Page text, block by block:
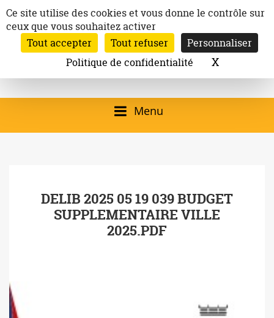
au
contenu
Ville de
Launaguet
Site officiel de la
Mairie de
Launaguet (31140)
qui présente la ville,
programmation
culturelle, la vie
Inscription à la newsletter
Email:
Rechercher
Menu
DELIB 2025 05 19 039 BUDGET
SUPPLEMENTAIRE VILLE
2025.PDF
Panneau de gestion des cookies
Ce site utilise des cookies et vous donne le contrôle sur
ceux que vous souhaitez activer
Tout accepter
Tout refuser
Personnaliser
Politique de confidentialité
XMasquer